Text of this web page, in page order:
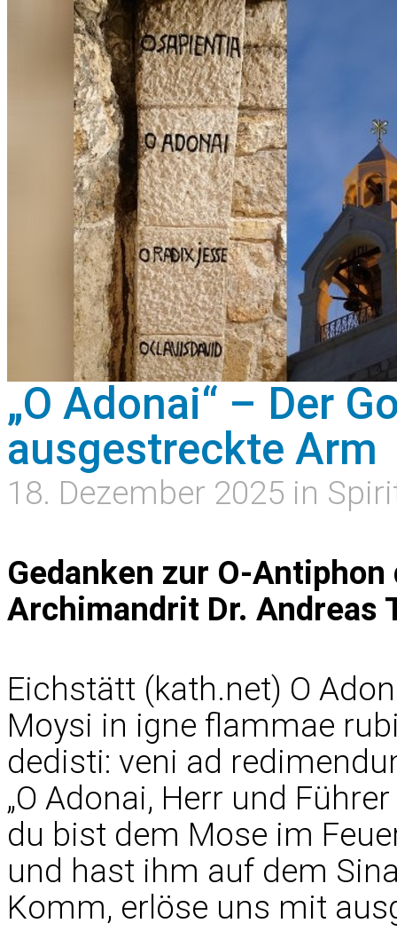
„O Adonai“ – Der
ausgestreckte Arm
18. Dezember 2025 in
Gedanken zur O-
Archimandrit Dr. Andreas
Eichstätt (kath.net) O
Moysi in igne flammae
dedisti: veni ad
„O Adonai, Herr und
du bist dem Mose im
und hast ihm auf dem
Komm, erlöse uns mit